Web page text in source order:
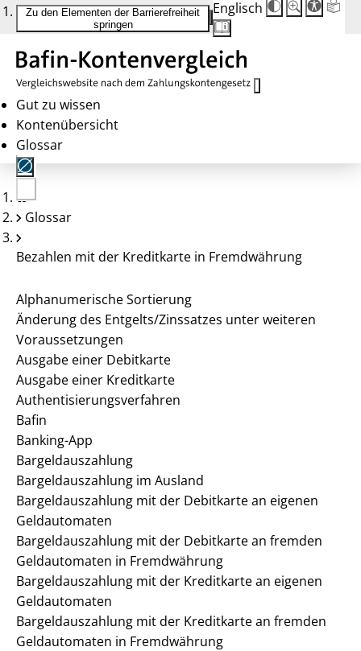
Zu den Elementen der Barrierefreiheit
springen
Englisch
Die
Schriftgröße
200 %
auf
Schriftgröße:
100 %
Gut zu wissen
Kontenübersicht
Glossar
Keine
Konten
Glossar
Bezahlen mit der Kreditkarte in Fremdwährung
Alphanumerische Sortierung
Änderung des Entgelts/Zinssatzes unter weiteren
Voraussetzungen
Ausgabe einer Debitkarte
Ausgabe einer Kreditkarte
Authentisierungsverfahren
Bafin
Banking-App
Bargeldauszahlung
Bargeldauszahlung im Ausland
Bargeldauszahlung mit der Debitkarte an eigenen
Geldautomaten
Bargeldauszahlung mit der Debitkarte an fremden
Geldautomaten in Fremdwährung
Bargeldauszahlung mit der Kreditkarte an eigenen
Geldautomaten
Bargeldauszahlung mit der Kreditkarte an fremden
Geldautomaten in Fremdwährung